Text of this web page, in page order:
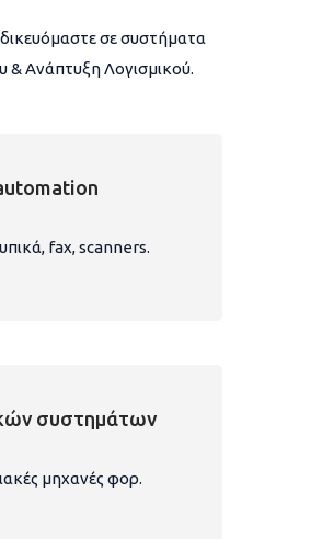
σε συστήματα
& Ανάπτυξη Λογισμικού.
fax, scanners.
συστημάτων
μηχανές φορ.